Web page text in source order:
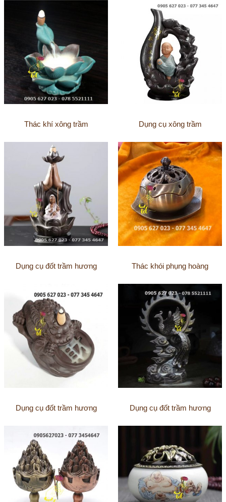
Thác khí xông trầm Dụng cụ xông trầm
Dụng cụ đốt trầm hương Thác khói phụng hoàng
Dụng cụ đốt trầm hương Dụng cụ đốt trầm hương